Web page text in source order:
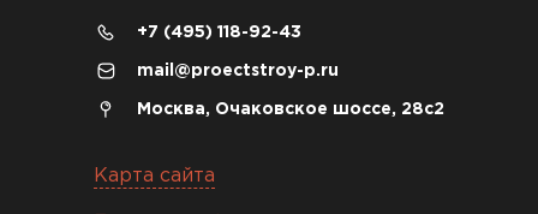
работать удобно+7 (495) 118-92-43
mail@proectstroy-p.ru
Москва, Очаковское шоссе, 28с2
Карта сайта